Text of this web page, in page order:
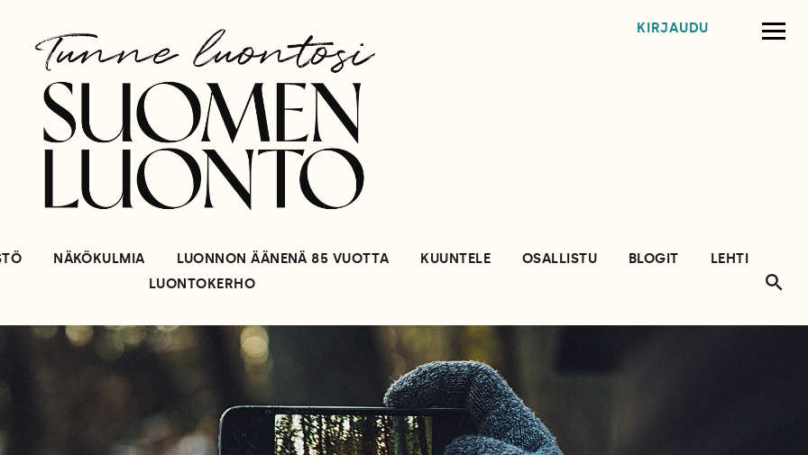
KIRJAUDU
NÄKÖKULMIA LUONNON ÄÄNENÄ 85 VUOTTA KUUNTELE OSALLISTU BLOGIT
LEHTI
LUONTOKERHO